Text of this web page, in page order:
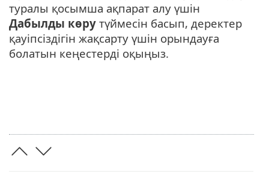
туралы қосымша ақпарат алу үшін
Дабылды көру түймесін басып, деректер
қауіпсіздігін жақсарту үшін орындауға
болатын кеңестерді оқыңыз.